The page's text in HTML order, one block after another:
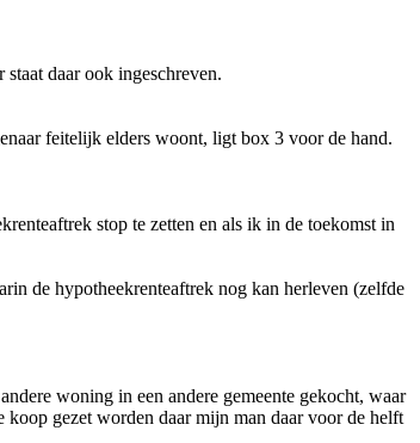
daar ook ingeschreven.
feitelijk elders woont, ligt box 3 voor de hand.
stop te zetten en als ik in de toekomst in
de hypotheekrenteaftrek nog kan herleven (zelfde
woning in een andere gemeente gekocht, waar
gezet worden daar mijn man daar voor de helft